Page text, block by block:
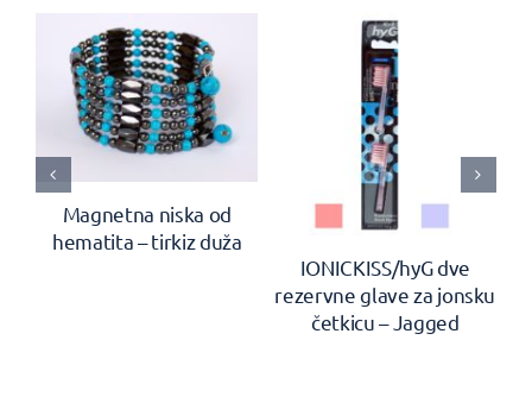
Magnetna niska od
hematita – tirkiz duža
IONICKISS/hyG dve
rezervne glave za jonsku
četkicu – Jagged